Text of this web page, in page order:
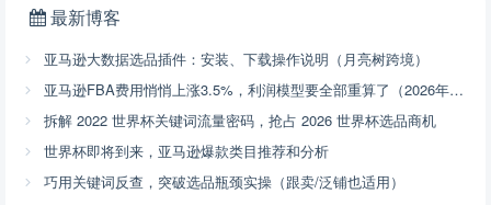
最新博客
亚马逊大数据选品插件：安装、下载操作说明（月亮树跨境）
亚马逊FBA费用悄悄上涨3.5%，利润模型要全部重算了（2026年4月17号已开始执行，附解决方案）
拆解 2022 世界杯关键词流量密码，抢占 2026 世界杯选品商机
世界杯即将到来，亚马逊爆款类目推荐和分析
巧用关键词反查，突破选品瓶颈实操（跟卖/泛铺也适用）